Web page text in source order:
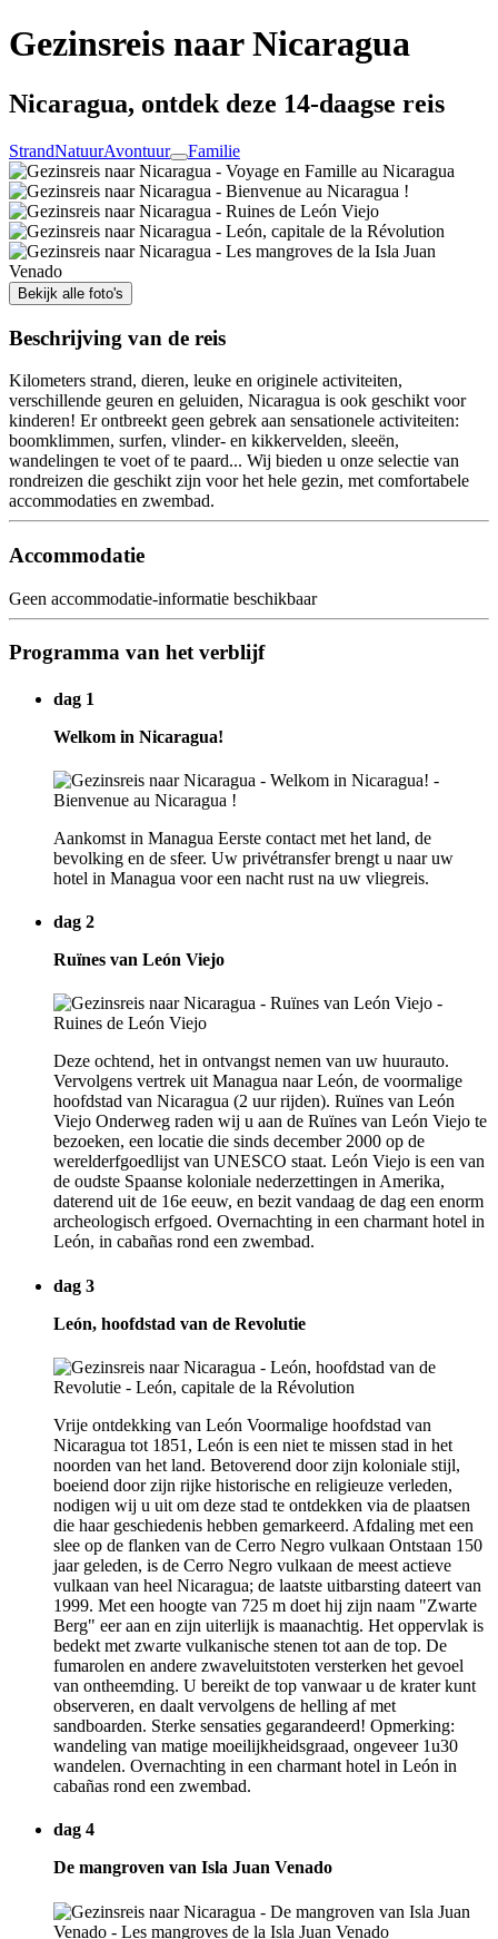
Gezinsreis naar Nicaragua
Nicaragua, ontdek deze 14-daagse reis
StrandNatuurAvontuur Familie
Bekijk alle foto's
Beschrijving van de reis
Kilometers strand, dieren, leuke en originele activiteiten,
verschillende geuren en geluiden, Nicaragua is ook geschikt voor
kinderen! Er ontbreekt geen gebrek aan sensationele activiteiten:
boomklimmen, surfen, vlinder- en kikkervelden, sleeën,
wandelingen te voet of te paard... Wij bieden u onze selectie van
rondreizen die geschikt zijn voor het hele gezin, met comfortabele
accommodaties en zwembad.
Accommodatie
Geen accommodatie-informatie beschikbaar
Programma van het verblijf
dag 1
Welkom in Nicaragua!
Aankomst in Managua Eerste contact met het land, de
bevolking en de sfeer. Uw privétransfer brengt u naar uw
hotel in Managua voor een nacht rust na uw vliegreis.
dag 2
Ruïnes van León Viejo
Deze ochtend, het in ontvangst nemen van uw huurauto.
Vervolgens vertrek uit Managua naar León, de voormalige
hoofdstad van Nicaragua (2 uur rijden). Ruïnes van León
Viejo Onderweg raden wij u aan de Ruïnes van León Viejo te
bezoeken, een locatie die sinds december 2000 op de
werelderfgoedlijst van UNESCO staat. León Viejo is een van
de oudste Spaanse koloniale nederzettingen in Amerika,
daterend uit de 16e eeuw, en bezit vandaag de dag een enorm
archeologisch erfgoed. Overnachting in een charmant hotel in
León, in cabañas rond een zwembad.
dag 3
León, hoofdstad van de Revolutie
Vrije ontdekking van León Voormalige hoofdstad van
Nicaragua tot 1851, León is een niet te missen stad in het
noorden van het land. Betoverend door zijn koloniale stijl,
boeiend door zijn rijke historische en religieuze verleden,
nodigen wij u uit om deze stad te ontdekken via de plaatsen
die haar geschiedenis hebben gemarkeerd. Afdaling met een
slee op de flanken van de Cerro Negro vulkaan Ontstaan 150
jaar geleden, is de Cerro Negro vulkaan de meest actieve
vulkaan van heel Nicaragua; de laatste uitbarsting dateert van
1999. Met een hoogte van 725 m doet hij zijn naam "Zwarte
Berg" eer aan en zijn uiterlijk is maanachtig. Het oppervlak is
bedekt met zwarte vulkanische stenen tot aan de top. De
fumarolen en andere zwaveluitstoten versterken het gevoel
van ontheemding. U bereikt de top vanwaar u de krater kunt
observeren, en daalt vervolgens de helling af met
sandboarden. Sterke sensaties gegarandeerd! Opmerking:
wandeling van matige moeilijkheidsgraad, ongeveer 1u30
wandelen. Overnachting in een charmant hotel in León in
cabañas rond een zwembad.
dag 4
De mangroven van Isla Juan Venado